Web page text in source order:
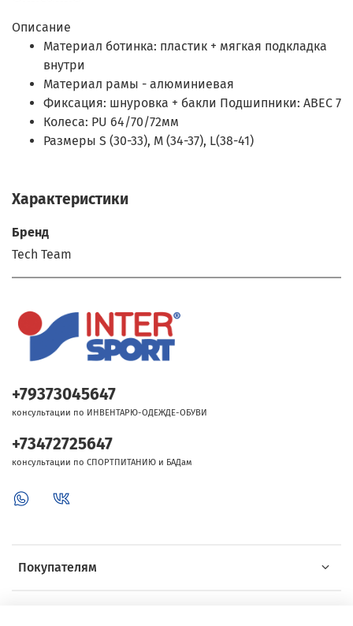
Описание
Материал ботинка: пластик + мягкая подкладка
внутри
Материал рамы - алюминиевая
Фиксация: шнуровка + бакли Подшипники: ABEC 7
Колеса: PU 64/70/72мм
Размеры S (30-33), М (34-37), L(38-41)
Характеристики
Бренд
Tech Team
Покупателям
+79373045647
консультации по ИНВЕНТАРЮ-ОДЕЖДЕ-ОБУВИ
+73472725647
консультации по СПОРТПИТАНИЮ и БАДам